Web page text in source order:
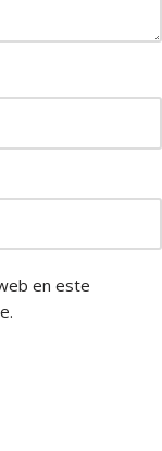
en este